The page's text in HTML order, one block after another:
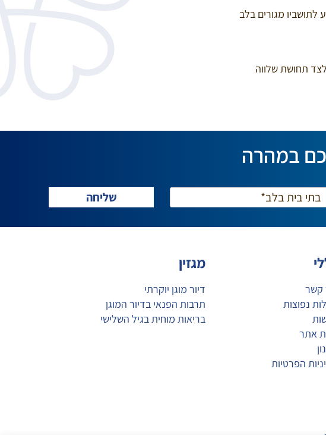
לתושביו מגורים בלב
תחושת שלווה
במהרה
קשר
נפוצות
אתר
הפרטיות
מגזין
דיור מוגן יוקרתי
תרבות הפנאי בדיור המוגן
בריאות מוחית בגיל השלישי